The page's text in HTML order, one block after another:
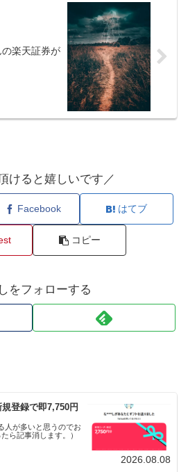
の楽天証券が
けると嬉しいです／
Facebook はてブ
コピー
をフォローする
登録で即7,750円
人が多いと思うのでお
ら記事消します。）
2026.08.08